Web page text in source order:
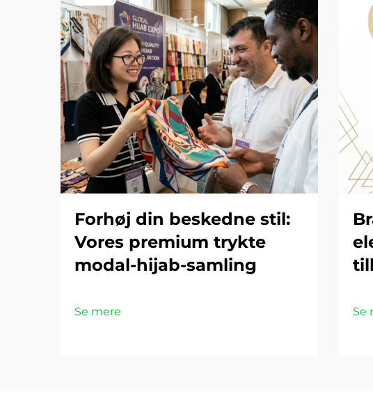
Forhøj din beskedne stil:
Vores premium trykte
modal-hijab-samling
Se mere Se